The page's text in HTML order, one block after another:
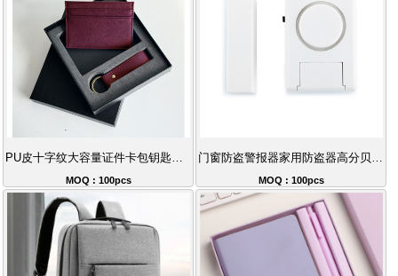
MOQ : 100pcs MOQ : 100pcs